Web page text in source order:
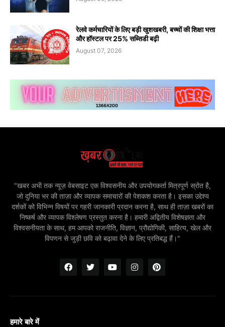
रेलवे कर्मचारियों के लिए बड़ी खुशखबरी, बच्चों की शिक्षा भत्ता
और हॉस्टल पर 25% सब्सिडी बढ़ी
August 07, 2026
"खबर अभी तक न्यूज़ वेबसाइट एक विश्वसनीय और उपयोगकर्ता मित्रपूर्ण स्रोत है,
जो दुनिया भर की ताज़ा और व्यापक समाचारों की पेशकश करता है। इसका उद्देश्य
दर्शकों को विभिन्न विषयों पर गहरी जानकारी प्रदान करना है, साथ ही ताज़ा खबरों का
निष्कर्ष और व्यापक विश्लेषण प्रस्तुत करना है। हमारी अद्वितीय विशेषज्ञता और
विश्वसनीयता के साथ, हम आपको राजनीति, विज्ञान, प्रौद्योगिकी, साहित्य, खेल और
विपणन से जुड़ी छवि को बढ़ावा देने के लिए प्रतिबद्ध हैं।"
हमारे बारे में